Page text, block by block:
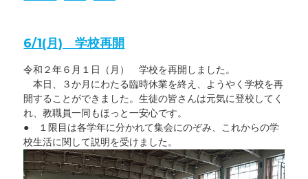
り
（８）
内
ー
プ
ン
キ
ャ
ン
パ
ス
情
報
に
6/1(月) 学校再開
令和２年６月１日（月） 学校を再開しました。
本日、３か月にわたる臨時休業を終え、ようやく学校を再
開することができました。生徒の皆さんは元気に登校してく
れ、教職員一同もほっと一安心です。
● １限目は各学年に分かれて集会にのぞみ、これからの学
校生活に関して説明を受けました。